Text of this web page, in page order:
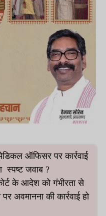
ऑफिसर पर कार्रवाई
स्पष्ट जवाब ?
के आदेश को गंभीरता से
अवमानना की कार्रवाई हो